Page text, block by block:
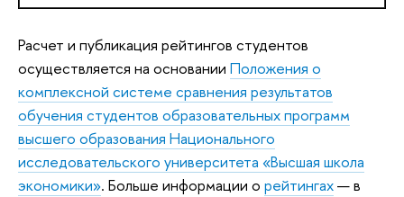
Расчет и публикация рейтингов студентов
осуществляется на основании Положения о
комплексной системе сравнения результатов
обучения студентов образовательных программ
высшего образования Национального
исследовательского университета «Высшая школа
экономики». Больше информации о рейтингах— в